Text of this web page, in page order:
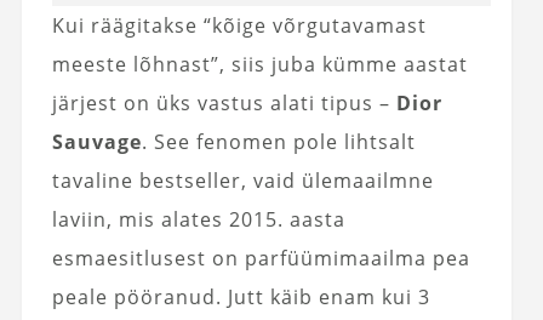
Kui räägitakse “kõige võrgutavamast
meeste lõhnast”, siis juba kümme aastat
järjest on üks vastus alati tipus – Dior
Sauvage. See fenomen pole lihtsalt
tavaline bestseller, vaid ülemaailmne
laviin, mis alates 2015. aasta
esmaesitlusest on parfüümimaailma pea
peale pööranud. Jutt käib enam kui 3